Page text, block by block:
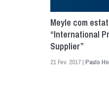
Meyle com
“International
Supplier”
21 Fev. 2017 | Paulo